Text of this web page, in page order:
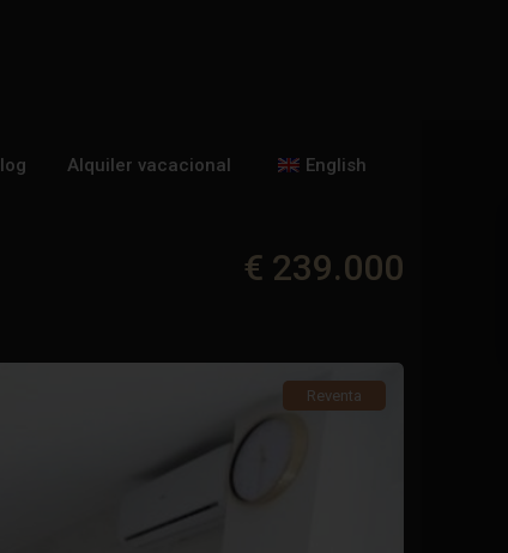
Alquiler vacacional English
€ 239.000
Reventa